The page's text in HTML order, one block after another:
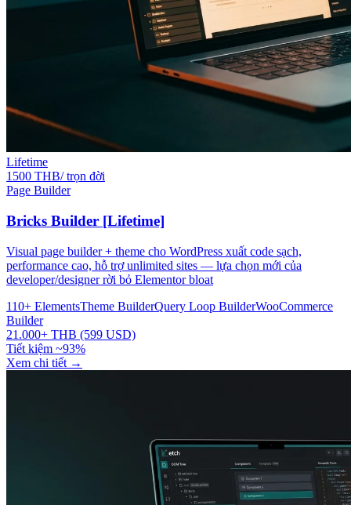
Lifetime
1500 THB/ trọn đời
Page Builder
Bricks Builder [Lifetime]
Visual page builder + theme cho WordPress xuất code sạch,
performance cao, hỗ trợ unlimited sites — lựa chọn mới của
developer/designer rời bỏ Elementor bloat
110+ ElementsTheme BuilderQuery Loop BuilderWooCommerce
Builder
21.000+ THB (599 USD)
Tiết kiệm ~93%
Xem chi tiết →